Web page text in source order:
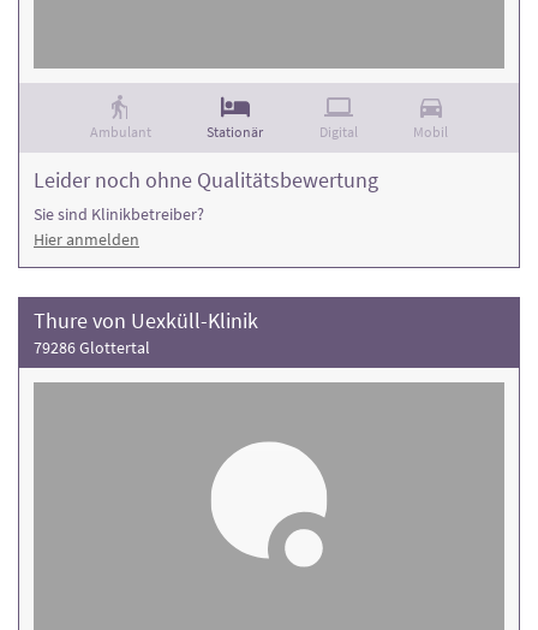
Ambulant Stationär Digital Mobil
Leider noch ohne Qualitätsbewertung
Sie sind Klinikbetreiber?
Hier anmelden
Thure von Uexküll-Klinik
79286 Glottertal